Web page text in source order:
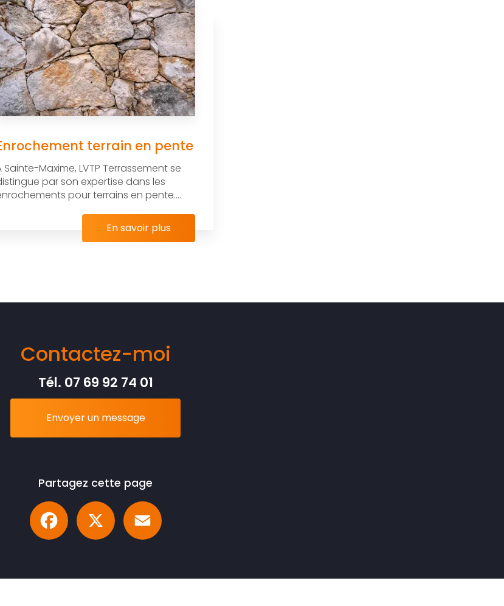
terrain en pente
Sainte-Maxime, LVTP Terrassement se
par son expertise dans les
pour terrains en pente....
En savoir plus
Contactez-moi
Tél. 07 69 92 74 01
Envoyer un message
Partagez cette page
Facebook